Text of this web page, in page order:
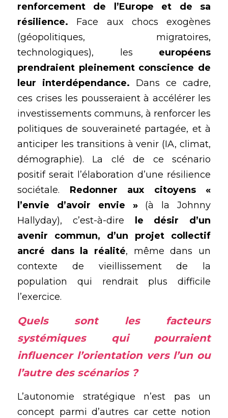
renforcement de l’Europe et de sa
résilience. Face aux chocs exogènes
(géopolitiques, migratoires,
technologiques), les européens
prendraient pleinement conscience de
leur interdépendance. Dans ce cadre,
ces crises les pousseraient à accélérer les
investissements communs, à renforcer les
politiques de souveraineté partagée, et à
anticiper les transitions à venir (IA, climat,
démographie). La clé de ce scénario
positif serait l’élaboration d’une résilience
sociétale. Redonner aux citoyens «
l’envie d’avoir envie » (à la Johnny
Hallyday), c’est-à-dire
le désir d’un
avenir commun, d’un projet collectif
ancré dans la réalité, même dans un
contexte de vieillissement de la
population qui rendrait plus difficile
l’exercice.
Quels sont les facteurs
systémiques qui pourraient
influencer l’orientation vers l’un ou
l’autre des scénarios ?
L’autonomie stratégique n’est pas un
concept parmi d’autres car cette notion